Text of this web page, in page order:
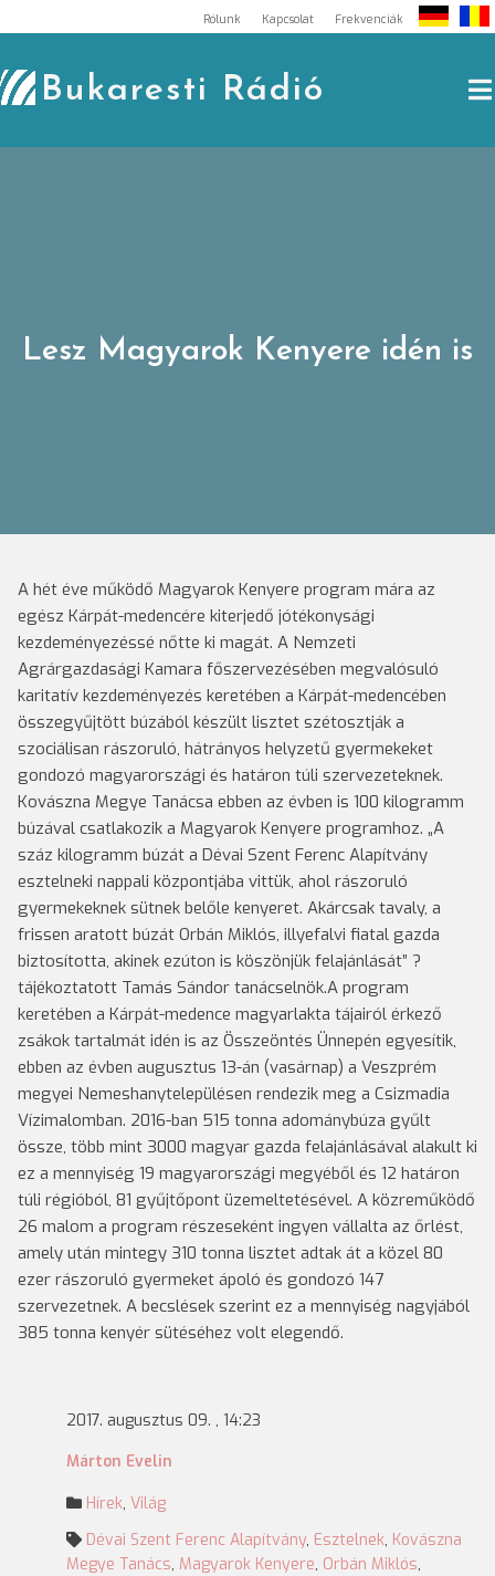
to
content
Rólunk Kapcsolat Frekvenciák
Bukaresti Rádió
Lesz Magyarok Kenyere idén is
A hét éve működő Magyarok Kenyere program mára az
egész Kárpát-medencére kiterjedő jótékonysági
kezdeményezéssé nőtte ki magát. A Nemzeti
Agrárgazdasági Kamara főszervezésében megvalósuló
karitatív kezdeményezés keretében a Kárpát-medencében
összegyűjtött búzából készült lisztet szétosztják a
szociálisan rászoruló, hátrányos helyzetű gyermekeket
gondozó magyarországi és határon túli szervezeteknek.
Kovászna Megye Tanácsa ebben az évben is 100 kilogramm
búzával csatlakozik a Magyarok Kenyere programhoz. „A
száz kilogramm búzát a Dévai Szent Ferenc Alapítvány
esztelneki nappali központjába vittük, ahol rászoruló
gyermekeknek sütnek belőle kenyeret. Akárcsak tavaly, a
frissen aratott búzát Orbán Miklós, illyefalvi fiatal gazda
biztosította, akinek ezúton is köszönjük felajánlását” ?
tájékoztatott Tamás Sándor tanácselnök.A program
keretében a Kárpát-medence magyarlakta tájairól érkező
zsákok tartalmát idén is az Összeöntés Ünnepén egyesítik,
ebben az évben augusztus 13-án (vasárnap) a Veszprém
megyei Nemeshanytelepülésen rendezik meg a Csizmadia
Vízimalomban. 2016-ban 515 tonna adománybúza gyűlt
össze, több mint 3000 magyar gazda felajánlásával alakult ki
ez a mennyiség 19 magyarországi megyéből és 12 határon
túli régióból, 81 gyűjtőpont üzemeltetésével. A közreműködő
26 malom a program részeseként ingyen vállalta az őrlést,
amely után mintegy 310 tonna lisztet adtak át a közel 80
ezer rászoruló gyermeket ápoló és gondozó 147
szervezetnek. A becslések szerint ez a mennyiség nagyjából
385 tonna kenyér sütéséhez volt elegendő.
2017. augusztus 09. , 14:23
Márton Evelin
Hírek, Világ
Dévai Szent Ferenc Alapítvány, Esztelnek, Kovászna
Megye Tanács, Magyarok Kenyere, Orbán Miklós,